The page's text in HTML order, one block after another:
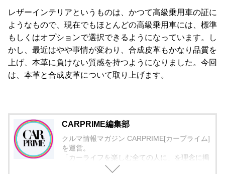
レザーインテリアというものは、かつて高級乗用車の証に
ようなもので、現在でもほとんどの高級乗用車には、標準
もしくはオプションで選択できるようになっています。し
かし、最近はやや事情が変わり、合成皮革もかなり品質を
上げ、本革に負けない質感を持つようになりました。今回
は、本革と合成皮革について取り上げます。
CARPRIME編集部
クルマ情報マガジン CARPRIME[カープライム]
を運営。
「カーライフを楽しむ全ての人に」を理念に掲
げ、編集に取り組んでいます。